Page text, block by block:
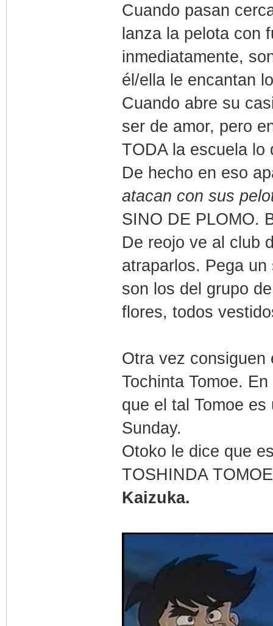
Cuando pasan
lanza la pelota con
inmediatamente,
él/ella le encantan
Cuando abre su
ser de amor, pero
TODA la escuela lo
De hecho en eso
atacan con sus
SINO DE PLOMO.
De reojo ve al club
atraparlos. Pega
son los del grupo
flores, todos
Otra vez
Tochinta Tomoe.
que el tal Tomoe
Sunday.
Otoko le dice que
TOSHINDA
Kaizuka.